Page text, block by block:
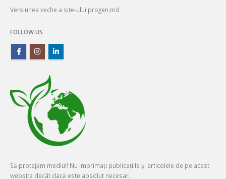
Versiunea veche a site-ului progen.md
FOLLOW US
Să protejăm mediul! Nu imprimați publicațiile și articolele de pe acest
website decât dacă este absolut necesar.